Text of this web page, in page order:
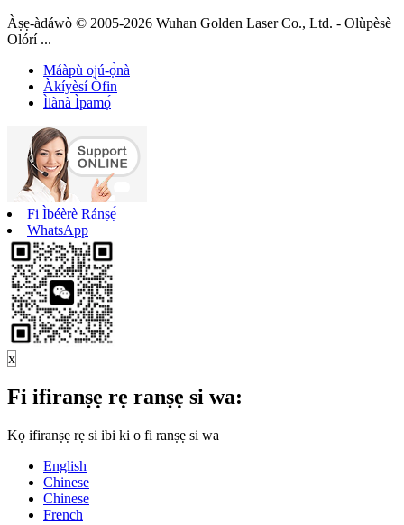
Àṣẹ-àdáwò © 2005-2026 Wuhan Golden Laser Co., Ltd. - Olùpèsè
Olórí ...
Máàpù ojú-ọ̀nà
Àkíyèsí Òfin
Ìlànà Ìpamọ́
Fi Ìbéèrè Ránṣẹ́
WhatsApp
x
Fi ifiranṣẹ rẹ ranṣẹ si wa:
Kọ ifiranṣẹ rẹ si ibi ki o fi ranṣẹ si wa
English
Chinese
Chinese
French